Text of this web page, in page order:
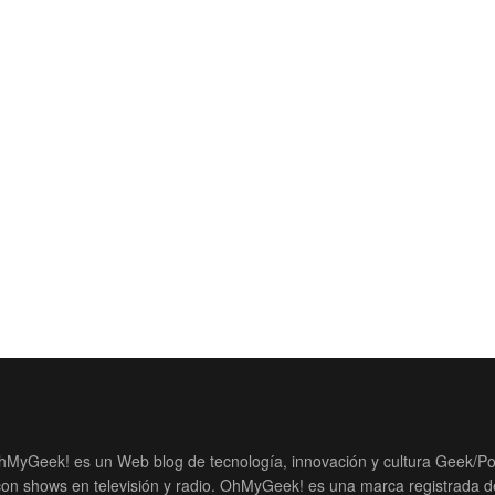
es un Web blog de tecnología, innovación y cultura Geek/
shows en televisión y radio. OhMyGeek! es una marca registrada